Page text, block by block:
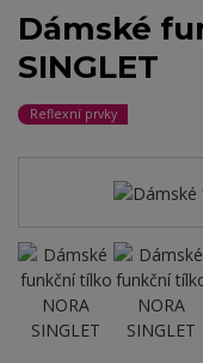
Dámské
SINGLET
Reflexní prvky